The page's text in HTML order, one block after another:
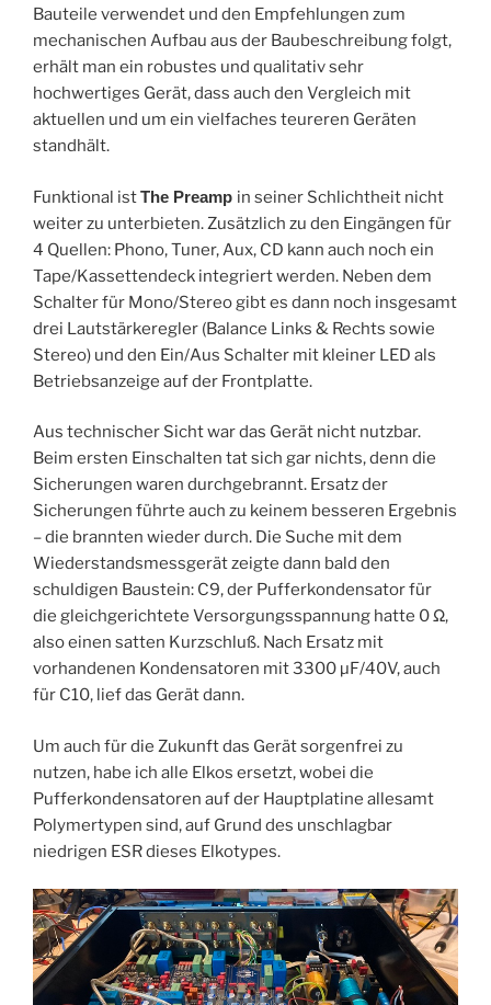
Bauteile verwendet und den Empfehlungen zum
mechanischen Aufbau aus der Baubeschreibung folgt,
erhält man ein robustes und qualitativ sehr
hochwertiges Gerät, dass auch den Vergleich mit
aktuellen und um ein vielfaches teureren Geräten
standhält.
Funktional istThe Preamp in seiner Schlichtheit nicht
weiter zu unterbieten. Zusätzlich zu den Eingängen für
4 Quellen: Phono, Tuner, Aux, CD kann auch noch ein
Tape/Kassettendeck integriert werden. Neben dem
Schalter für Mono/Stereo gibt es dann noch insgesamt
drei Lautstärkeregler (Balance Links & Rechts sowie
Stereo) und den Ein/Aus Schalter mit kleiner LED als
Betriebsanzeige auf der Frontplatte.
Aus technischer Sicht war das Gerät nicht nutzbar.
Beim ersten Einschalten tat sich gar nichts, denn die
Sicherungen waren durchgebrannt. Ersatz der
Sicherungen führte auch zu keinem besseren Ergebnis
– die brannten wieder durch. Die Suche mit dem
Wiederstandsmessgerät zeigte dann bald den
schuldigen Baustein: C9, der Pufferkondensator für
die gleichgerichtete Versorgungsspannung hatte 0 Ω,
also einen satten Kurzschluß. Nach Ersatz mit
vorhandenen Kondensatoren mit 3300 µF/40V, auch
für C10, lief das Gerät dann.
Um auch für die Zukunft das Gerät sorgenfrei zu
nutzen, habe ich alle Elkos ersetzt, wobei die
Pufferkondensatoren auf der Hauptplatine allesamt
Polymertypen sind, auf Grund des unschlagbar
niedrigen ESR dieses Elkotypes.